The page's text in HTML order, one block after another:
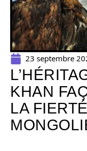
23 septembre
KHAN
LA